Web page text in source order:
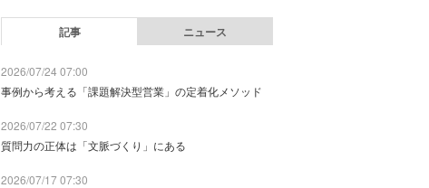
記事 ニュース
2026/07/24 07:00
事例から考える「課題解決型営業」の定着化メソッド
2026/07/22 07:30
質問力の正体は「文脈づくり」にある
2026/07/17 07:30